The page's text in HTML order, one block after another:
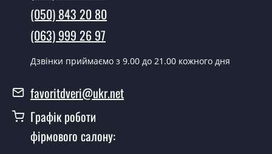
Так робимо. Монтаж міжкімнатних дверей ТМ Фаворит
проводиться згідно з чергою, у всі дні крім неділі.
Скільки коштує встановлення дверей
Techno-29-Black?
Вартість встановлення дверей Techno-29-Black - от
Можна на сьогодні викликати
замірника?
(050) 843 20 80
(063) 999 26 97
Дзвінки приймаємо з 9.00 до 21.00 кожного дня
favoritdveri@ukr.net
Графік роботи
фірмового салону: